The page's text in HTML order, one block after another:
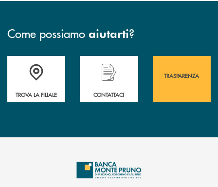
Come possiamo aiutarti?
Accedi all' elenco completo&nbsp; delle&nbsp; filiali&nbsp; di Banca
TROVA LA FILIALE
Hai bisogno di assistenza immediata?
CONTATTACI
TRASPARENZA